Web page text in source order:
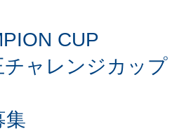
CUP
ャレンジカップ
集